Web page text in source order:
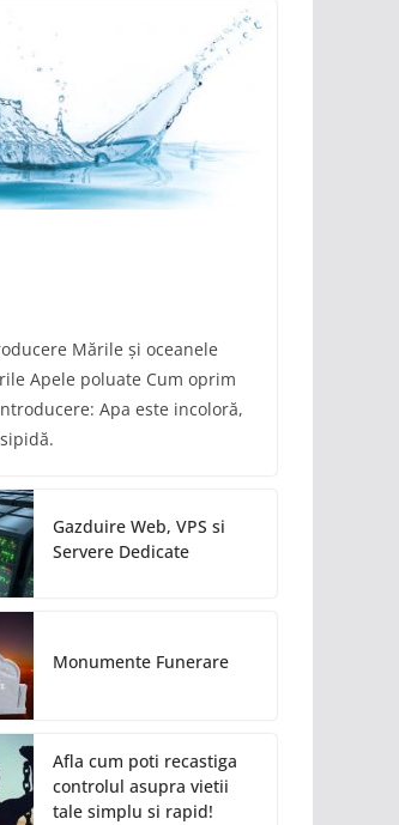
Mările și oceanele
Apele poluate Cum oprim
Apa este incoloră,
Gazduire Web, VPS si
Servere Dedicate
Monumente Funerare
Afla cum poti recastiga
controlul asupra vietii
tale simplu si rapid!